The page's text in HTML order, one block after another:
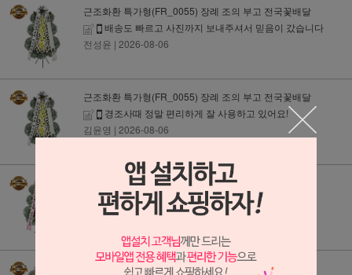
근조화환 특가형(FR_0055) 장례 조의 부고 전국꽃배달
배송도 빠르고 사진까지 보내주셔서 믿음이 갔습니다
전성윤 | 2026-08-06
근조화환 특가형(FR_0055) 장례 조의 부고 전국꽃배달
경조사때 정말 편리하게 잘 사용하고 있어요!
김윤영 | 2026-08-06
축하화환 특가형(FR_0053) 개업 결혼식 전국꽃배달
항상 여기서 구매합니다
유주환| 2026-08-06
축하화환 특가형(FR_0053) 개업 결혼식 전국꽃배달